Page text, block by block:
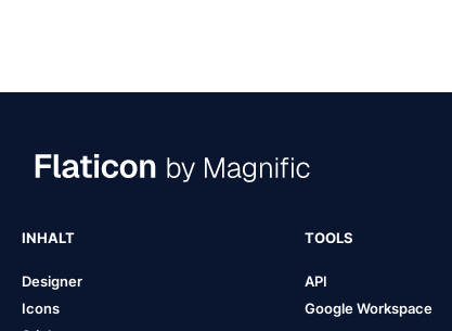
INHALT
Designer
Icons
TOOLS
API
Google Workspace